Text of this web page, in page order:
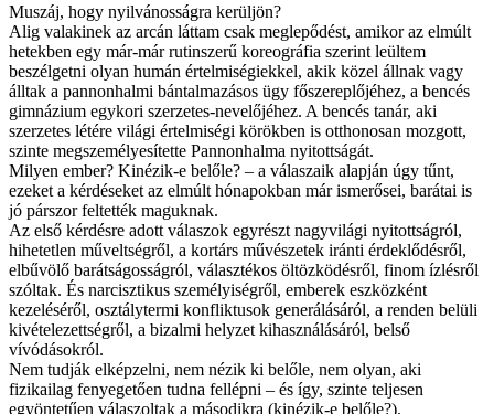
Muszáj, hogy nyilvánosságra kerüljön?
Alig valakinek az arcán láttam csak meglepődést, amikor az elmúlt
hetekben egy már-már rutinszerű koreográfia szerint leültem
beszélgetni olyan humán értelmiségiekkel, akik közel állnak vagy
álltak a pannonhalmi bántalmazásos ügy főszereplőjéhez, a bencés
gimnázium egykori szerzetes-nevelőjéhez. A bencés tanár, aki
szerzetes létére világi értelmiségi körökben is otthonosan mozgott,
szinte megszemélyesítette Pannonhalma nyitottságát.
Milyen ember? Kinézik-e belőle? – a válaszaik alapján úgy tűnt,
ezeket a kérdéseket az elmúlt hónapokban már ismerősei, barátai is
jó párszor feltették maguknak.
Az első kérdésre adott válaszok egyrészt nagyvilági nyitottságról,
hihetetlen műveltségről, a kortárs művészetek iránti érdeklődésről,
elbűvölő barátságosságról, választékos öltözködésről, finom ízlésről
szóltak. És narcisztikus személyiségről, emberek eszközként
kezeléséről, osztálytermi konfliktusok generálásáról, a renden belüli
kivételezettségről, a bizalmi helyzet kihasználásáról, belső
vívódásokról.
Nem tudják elképzelni, nem nézik ki belőle, nem olyan, aki
fizikailag fenyegetően tudna fellépni – és így, szinte teljesen
egyöntetűen válaszoltak a másodikra (kinézik-e belőle?).